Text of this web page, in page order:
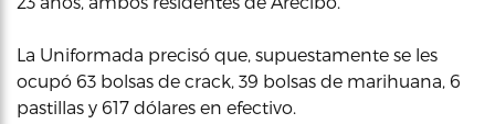
La Uniformada precisó que, supuestamente se les
ocupó 63 bolsas de crack, 39 bolsas de marihuana, 6
pastillas y 617 dólares en efectivo.